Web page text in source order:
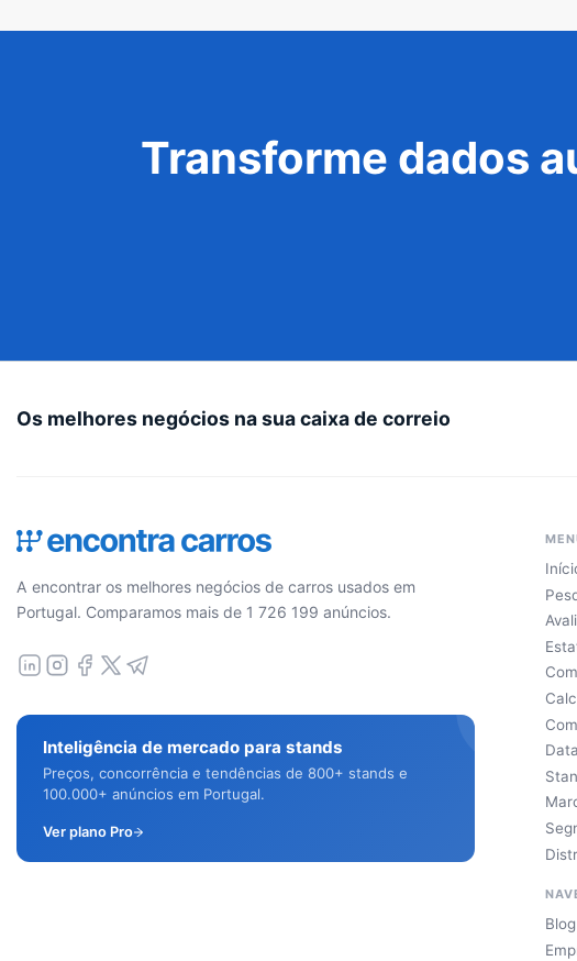
Transforme dados
Os melhores negócios na sua caixa de correio
A encontrar os melhores negócios de carros usados em
Portugal. Comparamos mais de 1 726 199 anúncios.
Inteligência de mercado para stands
Preços, concorrência e tendências de 800+ stands e
100.000+ anúncios em Portugal.
Ver plano Pro
Blog